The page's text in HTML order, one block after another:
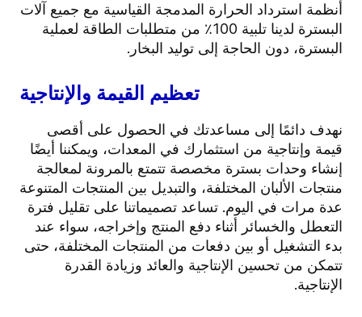
أنظمة استرداد الحرارة المدمجة القياسية مع جميع آلات
البسترة لدينا تلبية 100٪ من متطلبات الطاقة لعملية
البسترة، دون الحاجة إلى توليد البخار.
تعظيم القيمة والإنتاجية
نهدف دائمًا إلى مساعدتك في الحصول على أقصى
قيمة وإنتاجية من استثمارك في المعدات، ويمكننا أيضًا
إنشاء وحدات بسترة مخصصة تتمتع بالمرونة لمعالجة
منتجات الألبان المختلفة، والتبديل بين المنتجات المتنوعة
عدة مرات في اليوم. تساعد تصميماتنا على تقليل فترة
التعطل والخسائر أثناء دفع المنتج وإخراجه، سواء عند
بدء التشغيل أو بين دفعات من المنتجات المختلفة، حتى
تتمكن من تحسين الإنتاجية والعائد وزيادة القدرة
الإنتاجية.